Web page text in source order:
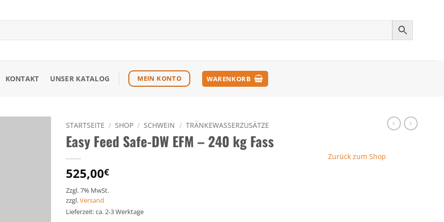
KONTAKT UNSER KATALOG MEIN KONTO WARENKORB
STARTSEITE / SHOP / SCHWEIN / TRÄNKEWASSERZUSÄTZE
Easy Feed Safe-DW EFM – 240 kg Fass
525,00€
Zzgl. 7% MwSt.
zzgl.Versand
Lieferzeit: ca. 2-3 Werktage
Zurück zum Shop